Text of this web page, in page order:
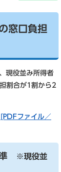
窓口負担
現役並み所得者
割合が1割から2
ファイル／
準
※現役並